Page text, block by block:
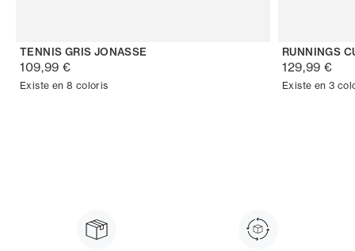
TENNIS GRIS JONASSE
109,99 €
Existe en 8 coloris
RUNNINGS
129,99 €
Existe en 3